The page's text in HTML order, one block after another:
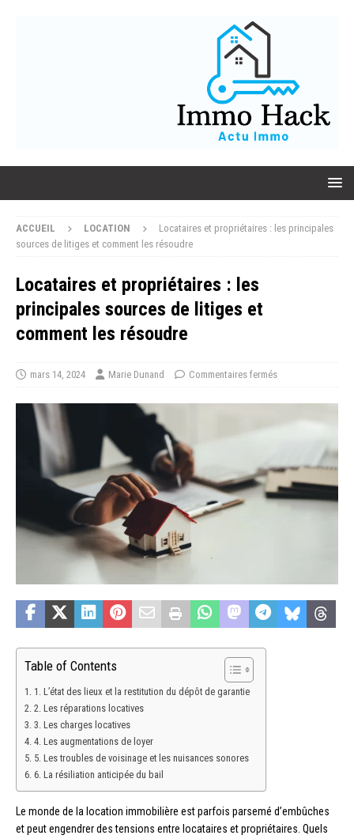
ACCUEIL LOCATION
Locataires et propriétaires : les principales
sources de litiges et comment les résoudre
Locataires et propriétaires : les
principales sources de litiges et
comment les résoudre
mars 14, 2024 Marie Dunand Commentaires fermés
Table of Contents
1. L’état des lieux et la restitution du dépôt de garantie
2. Les réparations locatives
3. Les charges locatives
4. Les augmentations de loyer
5. Les troubles de voisinage et les nuisances sonores
6. La résiliation anticipée du bail
Le monde de la location immobilière est parfois parsemé d’embûches
et peut engendrer des tensions entre locataires et propriétaires. Quels